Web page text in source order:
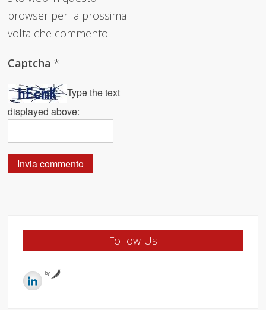
browser per la prossima
volta che commento.
Captcha*
Type the text
displayed above:
Follow Us
by